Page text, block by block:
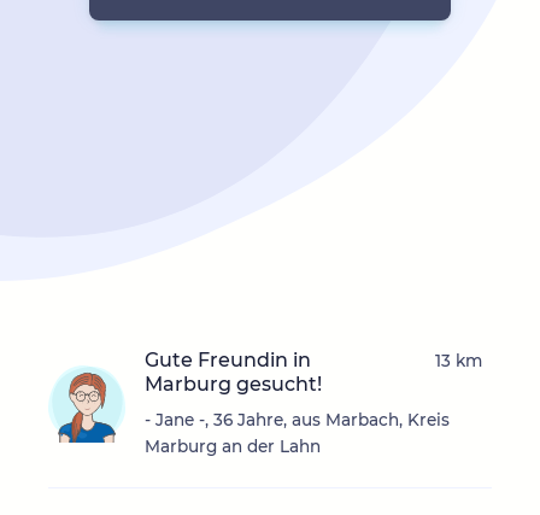
Gute Freundin in
Marburg gesucht!
- Jane -, 36 Jahre, aus Marbach, Kreis
Marburg an der Lahn
13 km